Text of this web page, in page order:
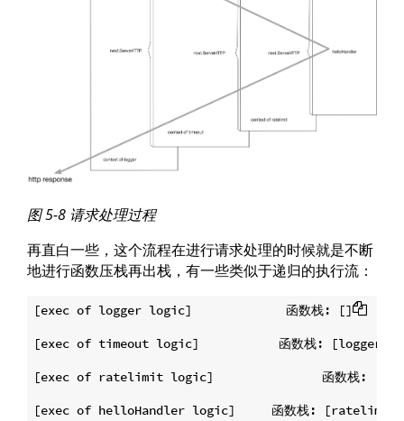
图 5-8 请求处理过程
再直白一些，这个流程在进行请求处理的时候就是不断
地进行函数压栈再出栈，有一些类似于递归的执行流：
[exec of logger logic]		   函数栈: []
[exec of timeout logic]		  函数栈: [logger]
[exec of ratelimit logic]		函数栈: [timeout/logger]
[exec of helloHandler logic]	 函数栈: [ratelimit/timeout/logger]